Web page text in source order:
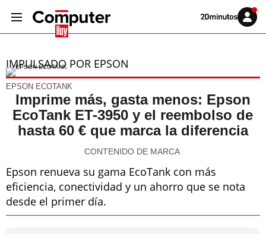
Volver
Iniciar
sesión
IMPULSADO POR EPSON
EPSON ECOTANK
Imprime más, gasta menos: Epson
EcoTank ET-3950 y el reembolso de
hasta 60 € que marca la diferencia
CONTENIDO DE MARCA
Epson renueva su gama EcoTank con más
eficiencia, conectividad y un ahorro que se nota
desde el primer día.